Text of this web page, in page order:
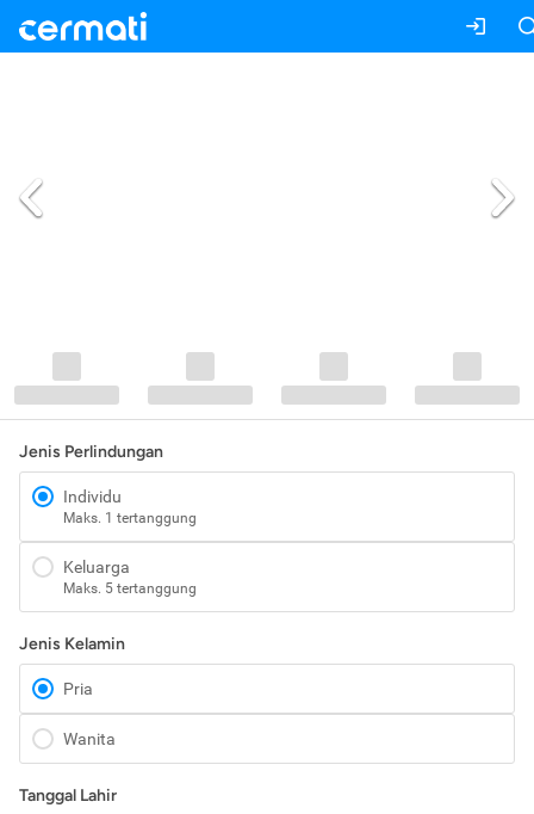
Jenis Perlindungan
Individu
Maks. 1 tertanggung
Keluarga
Maks. 5 tertanggung
Jenis Kelamin
Pria
Wanita
Tanggal Lahir